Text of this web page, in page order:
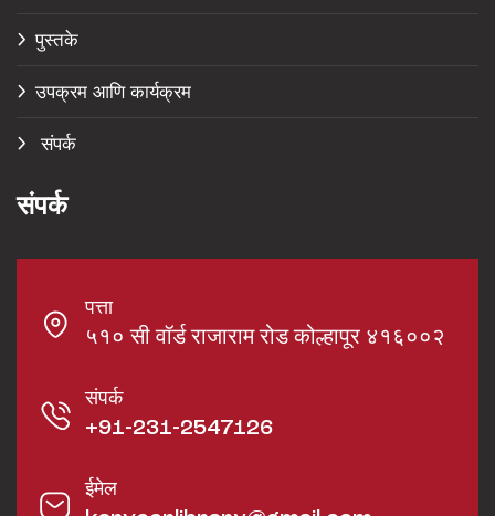
पुस्तके
उपक्रम आणि कार्यक्रम
संपर्क
संपर्क
पत्ता
५१० सी वॉर्ड राजाराम रोड कोल्हापूर ४१६००२
संपर्क
+91-231-2547126
ईमेल